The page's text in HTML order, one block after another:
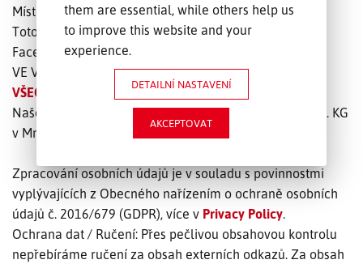
Místo plnění pro všechny nároky je výhradně Plzeň.
Toto impresum platí i pro naši externí prezentaci na
Facebooku a LinkedIn.
VE VZTAHU K NAŠIM OBJEDNATELŮM PLATÍ NAŠE
VŠEOBECNÉ OBCHODNÍ PODMÍNKY.
Naše společnost je pojištěna u Oskar Schunck AG & Co. KG
v Mnichově.
Zpracování osobních údajů je v souladu s povinnostmi
vyplývajících z Obecného nařízením o ochraně osobních
údajů č. 2016/679 (GDPR), více v Privacy Policy.
Ochrana dat / Ručení: Přes pečlivou obsahovou kontrolu
nepřebíráme ručení za obsah externích odkazů. Za obsah
them are essential, while others help us
to improve this website and your
experience.
DETAILNÍ NASTAVENÍ
AKCEPTOVAT